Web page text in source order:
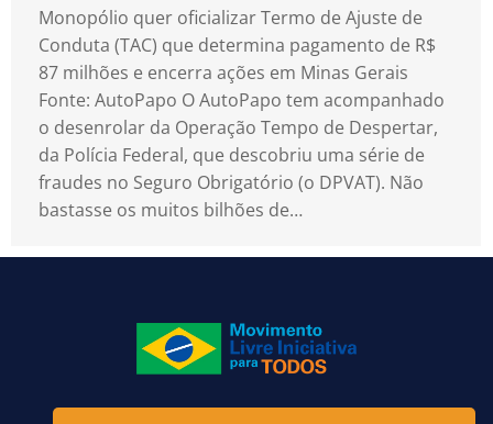
Monopólio quer oficializar Termo de Ajuste de
Conduta (TAC) que determina pagamento de R$
87 milhões e encerra ações em Minas Gerais
Fonte: AutoPapo O AutoPapo tem acompanhado
o desenrolar da Operação Tempo de Despertar,
da Polícia Federal, que descobriu uma série de
fraudes no Seguro Obrigatório (o DPVAT). Não
bastasse os muitos bilhões de…